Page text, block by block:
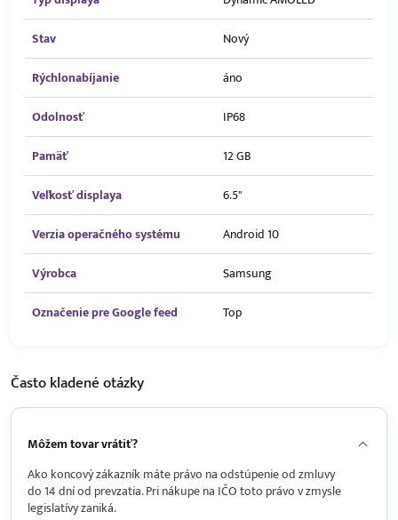
Stav
Nový
Rýchlonabíjanie
áno
Odolnosť
IP68
Pamäť
12 GB
Veľkosť displaya
6.5"
Verzia operačného systému
Android 10
Výrobca
Samsung
Označenie pre Google feed
Top
Často kladenéotázky
Môžem tovar vrátiť?
Ako koncový zákazník máte právo na odstúpenie od zmluvy
do 14 dní od prevzatia. Pri nákupe na IČO toto právo v zmysle
legislatívy zaniká.